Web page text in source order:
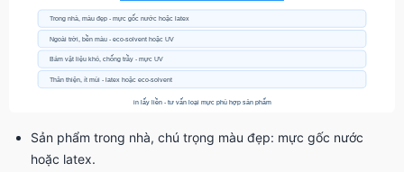
Sản phẩm trong nhà, chú trọng màu đẹp: mực gốc nước
hoặc latex.